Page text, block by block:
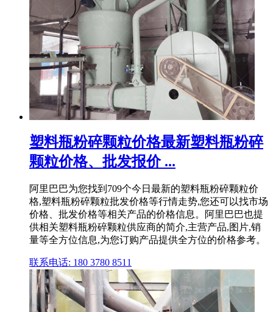
塑料瓶粉碎颗粒价格最新塑料瓶粉碎
颗粒价格、批发报价 ...
阿里巴巴为您找到709个今日最新的塑料瓶粉碎颗粒价
格,塑料瓶粉碎颗粒批发价格等行情走势,您还可以找市场
价格、批发价格等相关产品的价格信息。阿里巴巴也提
供相关塑料瓶粉碎颗粒供应商的简介,主营产品,图片,销
量等全方位信息,为您订购产品提供全方位的价格参考。
联系电话: 180 3780 8511